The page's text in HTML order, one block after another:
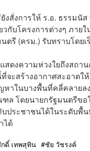
สั่งการให้ ร.อ. ธรรมนั
วกับโครงการต่างๆ ภา
รี (ครม.) รับทราบโดยเ
ดงความห่วงใยถึงสถา
ะสร้างอากาศสะอาดใ
าในบางพื้นที่คลี่คลายล
ล​ โดยนายกรัฐมนตรีข
ประชาชนได้ในระดับพื้
ได้
ดิ์ เทพสุทิน ชัย วัชรงค์